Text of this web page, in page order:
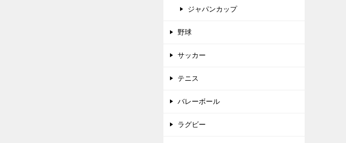
ジャパンカップ
野球
サッカー
テニス
バレーボール
ラグビー